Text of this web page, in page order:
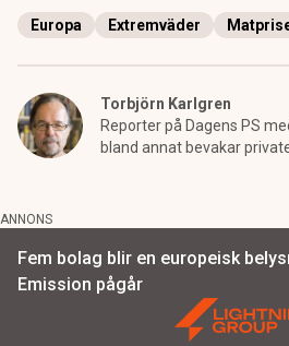
Europa Extremväder
Torbjörn Karlgren
Reporter på Dagens PS
bland annat bevakar
ANNONS
Fem bolag blir en europeisk
Emission pågår